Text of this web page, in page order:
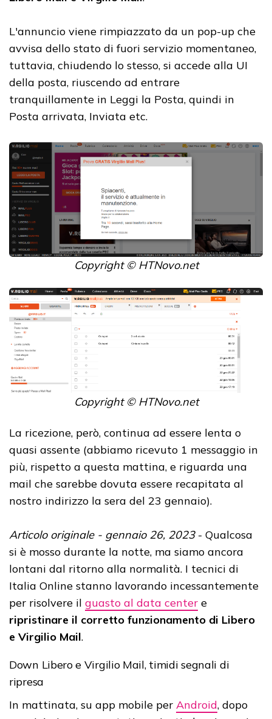
L'annuncio viene rimpiazzato da un pop-up che
avvisa dello stato di fuori servizio momentaneo,
tuttavia, chiudendo lo stesso, si accede alla UI
della posta, riuscendo ad entrare
tranquillamente in Leggi la Posta, quindi in
Posta arrivata, Inviata etc.
Copyright © HTNovo.net
Copyright © HTNovo.net
La ricezione, però, continua ad essere lenta o
quasi assente (abbiamo ricevuto 1 messaggio in
più, rispetto a questa mattina, e riguarda una
mail che sarebbe dovuta essere recapitata al
nostro indirizzo la sera del 23 gennaio).
Articolo originale - gennaio 26, 2023- Qualcosa
si è mosso durante la notte, ma siamo ancora
lontani dal ritorno alla normalità. I tecnici di
Italia Online stanno lavorando incessantemente
per risolvere il guasto al data center e
ripristinare il corretto funzionamento di Libero
e Virgilio Mail.
Down Libero e Virgilio Mail, timidi segnali di
ripresa
In mattinata, su app mobile per Android, dopo